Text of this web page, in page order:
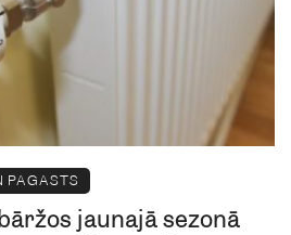
PAGASTS
jaunajā sezonā